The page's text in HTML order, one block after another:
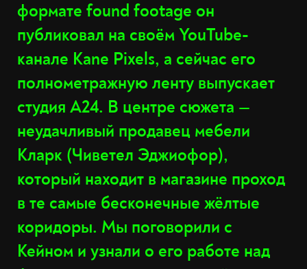
формате found footage он
публиковал на своём YouTube-
канале Kane Pixels, а сейчас его
полнометражную ленту выпускает
студия A24. В центре сюжета —
неудачливый продавец мебели
Кларк (Чиветел Эджиофор),
который находит в магазине проход
в те самые бесконечные жёлтые
коридоры. Мы поговорили с
Кейном и узнали о его работе над